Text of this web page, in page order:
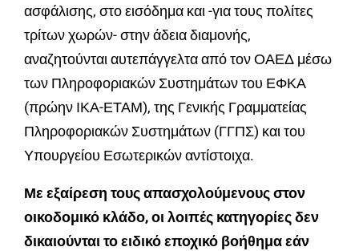
ασφάλισης, στο εισόδημα και -για τους πολίτες
τρίτων χωρών- στην άδεια διαμονής,
αναζητούνται αυτεπάγγελτα από τον ΟΑΕΔ μέσω
των Πληροφοριακών Συστημάτων του ΕΦΚΑ
(πρώην ΙΚΑ-ΕΤΑΜ), της Γενικής Γραμματείας
Πληροφοριακών Συστημάτων (ΓΓΠΣ) και του
Υπουργείου Εσωτερικών αντίστοιχα.
Με εξαίρεση τους απασχολούμενους στον
οικοδομικό κλάδο, οι λοιπές κατηγορίες δεν
δικαιούνται το ειδικό εποχικό βοήθημα εάν